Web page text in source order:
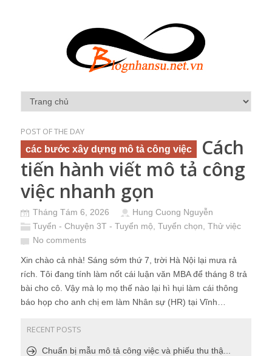
POST OF THE DAY
các bước xây dựng mô tả công việc
Cách
tiến hành viết mô tả công
việc nhanh gọn
Tháng Tám 6, 2026
Hung Cuong Nguyễn
Tuyển - Chuyện 3T - Tuyển mộ, Tuyển chọn, Thử việc
No comments
Xin chào cả nhà! Sáng sớm thứ 7, trời Hà Nội lại mưa rả
rích. Tôi đang tính làm nốt cái luận văn MBA để tháng 8 trả
bài cho cô. Vậy mà lọ mọ thế nào lại hì hụi làm cái thông
báo họp cho anh chị em làm Nhân sự (HR) tại Vĩnh…
RECENT POSTS
Chuẩn bị mẫu mô tả công việc và phiếu thu thậ...